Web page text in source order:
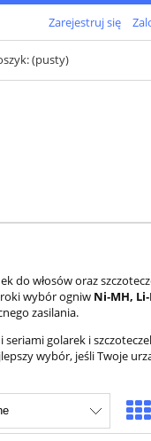
Zarejestruj się
(pusty)
do włosów oraz
wybór ogniw Ni‑MH,
zasilania.
seriami golarek i
wybór, jeśli Twoje